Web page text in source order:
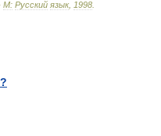
М: Русский язык, 1998